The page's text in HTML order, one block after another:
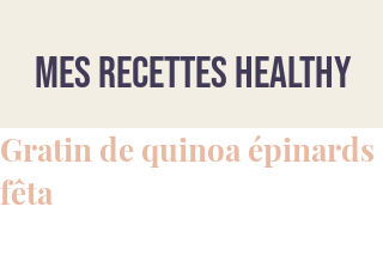
Mes recettes healthy
Gratin de quinoa épinards
fêta